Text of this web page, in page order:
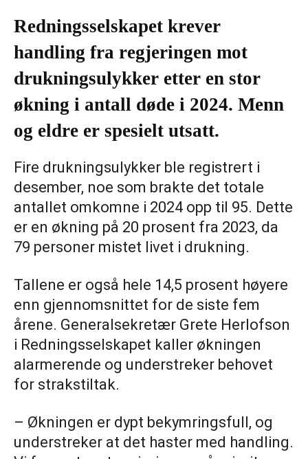
Redningsselskapet krever
handling fra regjeringen mot
drukningsulykker etter en stor
økning i antall døde i 2024. Menn
og eldre er spesielt utsatt.
Fire drukningsulykker ble registrert i
desember, noe som brakte det totale
antallet omkomne i 2024 opp til 95. Dette
er en økning på 20 prosent fra 2023, da
79 personer mistet livet i drukning.
Tallene er også hele 14,5 prosent høyere
enn gjennomsnittet for de siste fem
årene. Generalsekretær Grete Herlofson
i Redningsselskapet kaller økningen
alarmerende og understreker behovet
for strakstiltak.
– Økningen er dypt bekymringsfull, og
understreker at det haster med handling.